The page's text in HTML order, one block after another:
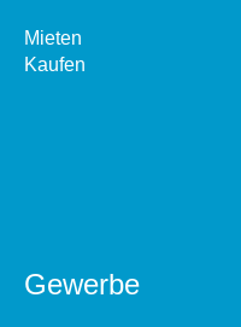
Mieten
Kaufen
Gewerbe